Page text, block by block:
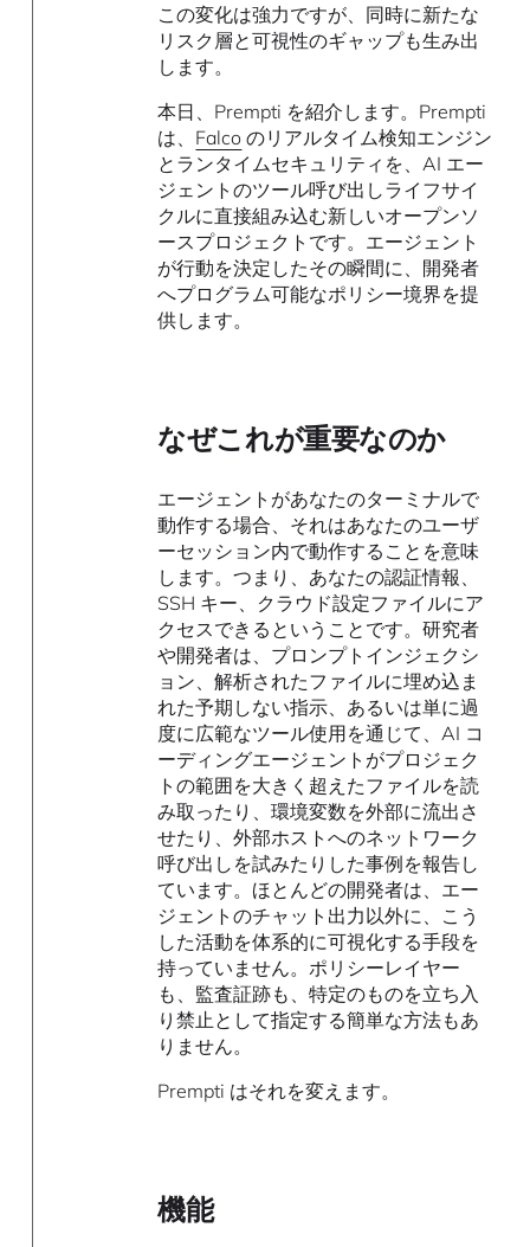
この変化は強力ですが、同時に新たな
リスク層と可視性のギャップも生み出
します。
本日、Prempti を紹介します。Prempti
は、 Falco のリアルタイム検知エンジン
とランタイムセキュリティを、AI エー
ジェントのツール呼び出しライフサイ
クルに直接組み込む新しいオープンソ
ースプロジェクトです。エージェント
が行動を決定したその瞬間に、開発者
へプログラム可能なポリシー境界を提
供します。
なぜこれが重要なのか
エージェントがあなたのターミナルで
動作する場合、それはあなたのユーザ
ーセッション内で動作することを意味
します。つまり、あなたの認証情報、
SSH キー、クラウド設定ファイルにア
クセスできるということです。研究者
や開発者は、プロンプトインジェクシ
ョン、解析されたファイルに埋め込ま
れた予期しない指示、あるいは単に過
度に広範なツール使用を通じて、AI コ
ーディングエージェントがプロジェク
トの範囲を大きく超えたファイルを読
み取ったり、環境変数を外部に流出さ
せたり、外部ホストへのネットワーク
呼び出しを試みたりした事例を報告し
ています。ほとんどの開発者は、エー
ジェントのチャット出力以外に、こう
した活動を体系的に可視化する手段を
持っていません。ポリシーレイヤー
も、監査証跡も、特定のものを立ち入
り禁止として指定する簡単な方法もあ
りません。
Prempti はそれを変えます。
機能